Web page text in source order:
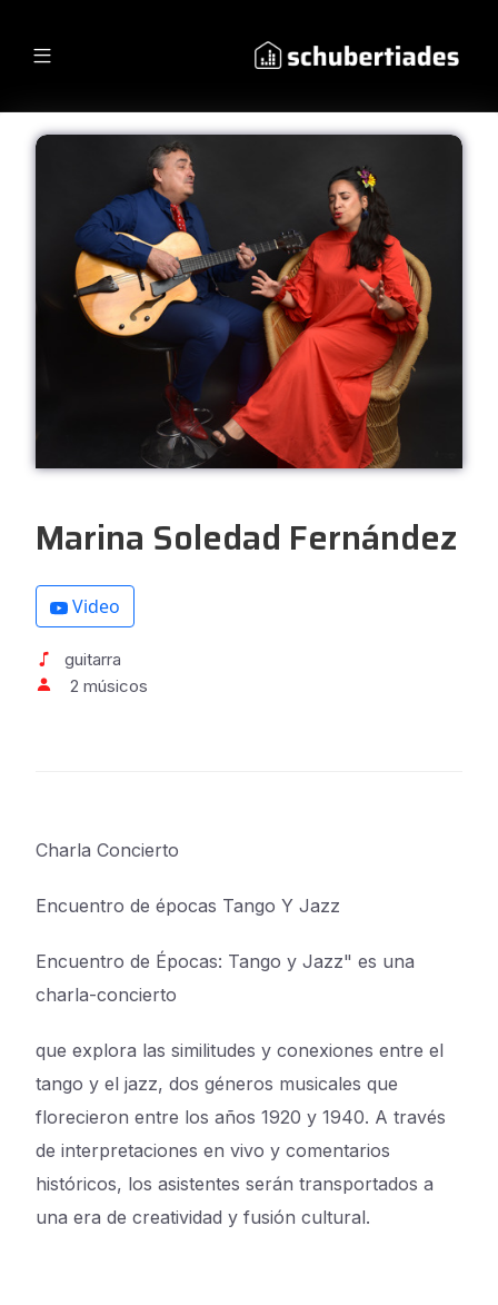
Marina Soledad Fernández
Video
guitarra
2 músicos
Charla Concierto
Encuentro de épocas Tango Y Jazz
Encuentro de Épocas: Tango y Jazz" es una
charla-concierto
que explora las similitudes y conexiones entre el
tango y el jazz, dos géneros musicales que
florecieron entre los años 1920 y 1940. A través
de interpretaciones en vivo y comentarios
históricos, los asistentes serán transportados a
una era de creatividad y fusión cultural.